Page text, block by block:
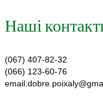
Наші
(067) 407-82-32
(066) 123-60-76